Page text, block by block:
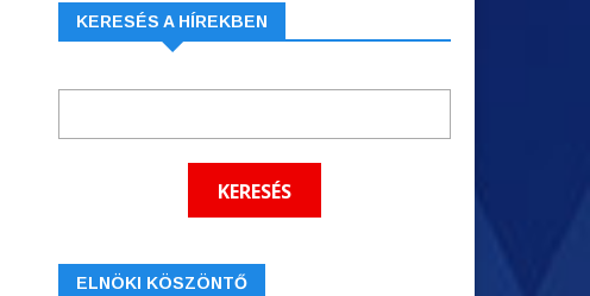
KERESÉS A HÍREKBEN
ELNÖKI KÖSZÖNTŐ